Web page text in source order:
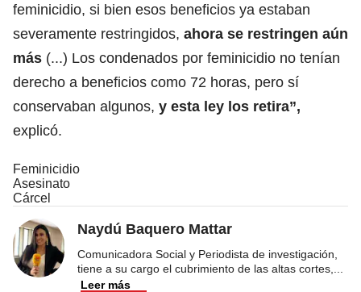
feminicidio, si bien esos beneficios ya estaban
severamente restringidos, ahora se restringen aún
más (...) Los condenados por feminicidio no tenían
derecho a beneficios como 72 horas, pero sí
conservaban algunos, y esta ley los retira”,
explicó.
Feminicidio
Asesinato
Cárcel
Naydú Baquero Mattar
Comunicadora Social y Periodista de investigación,
tiene a su cargo el cubrimiento de las altas cortes,
Leer más